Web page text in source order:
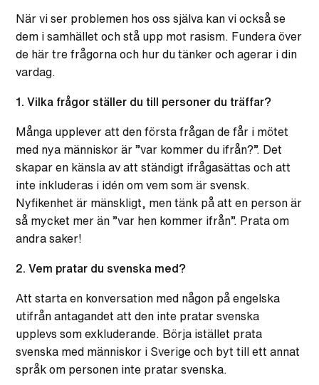
När vi ser problemen hos oss själva kan vi också se
dem i samhället och stå upp mot rasism. Fundera över
de här tre frågorna och hur du tänker och agerar i din
vardag.
1. Vilka frågor ställer du till personer du träffar?
Många upplever att den första frågan de får i mötet
med nya människor är ”var kommer du ifrån?”. Det
skapar en känsla av att ständigt ifrågasättas och att
inte inkluderas i idén om vem som är svensk.
Nyfikenhet är mänskligt, men tänk på att en person är
så mycket mer än ”var hen kommer ifrån”. Prata om
andra saker!
2. Vem pratar du svenska med?
Att starta en konversation med någon på engelska
utifrån antagandet att den inte pratar svenska
upplevs som exkluderande. Börja istället prata
svenska med människor i Sverige och byt till ett annat
språk om personen inte pratar svenska.